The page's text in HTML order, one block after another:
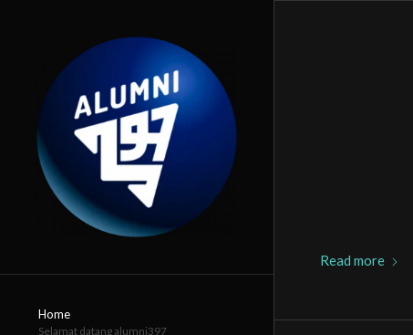
Home
Selamat datang alumni397
Read more